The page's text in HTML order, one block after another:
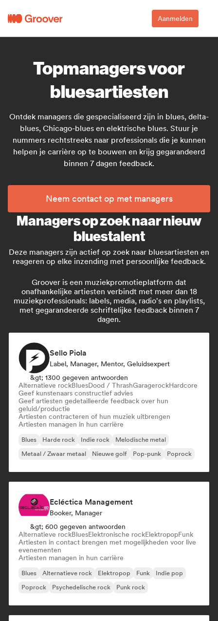
Aanmelden
Topmanagers voor
bluesartiesten
Ontdek managers die gespecialiseerd zijn in blues, delta-
blues, Chicago-blues en elektrische blues. Stuur je
nummers rechtstreeks naar professionals die je kunnen
helpen je carrière op te bouwen en krijg gegarandeerd
binnen 7 dagen feedback.
Neem contact op met managers
Managers op zoek naar nieuw
bluestalent
Deze managers zijn actief op zoek naar bluesartiesten en
reageren op elke inzending met persoonlijke feedback.
Groover is een muziekpromotieplatform dat
onafhankelijke artiesten verbindt met meer dan 18
muziekprofessionals: labels, media, radio's en playlists,
met gegarandeerde schriftelijke feedback binnen 7
dagen.
Sello Piola
Label, Manager, Mentor, Geluidsexpert
&gt; 1300 gegeven antwoorden
Alternatieve rockBluesDood / ThrashGaragerockHardcore
Geef kunstenaars constructief advies
Geef artiesten gedetailleerde feedback over hun
geluid/productie
Artiesten contracteren of hun muziek uitbrengen
Artiesten managen in hun carrière
Blues Harde rock Indie rock
Melodische metal
Metaal / Zwaar metaal
Nieuwe golf Pop-punk Poprock
Ecléctica Management
Booker, Manager
&gt; 600 gegeven antwoorden
Alternatieve rockBluesElektronische rockElektropopFunk
Artiesten in contact brengen met mogelijkheden voor live
evenementen
Artiesten managen in hun carrière
Blues Alternatieve rock Elektropop Funk
Indie pop
Poprock
Psychedelische rock Punk rock